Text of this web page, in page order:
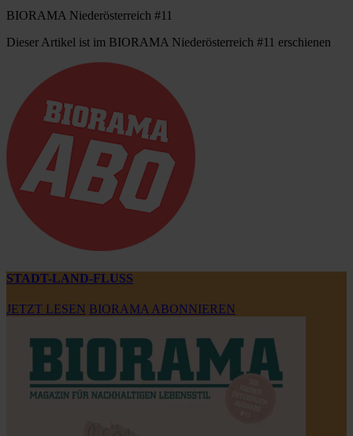
BIORAMA Niederösterreich #11
Dieser Artikel ist im BIORAMA Niederösterreich #11 erschienen
STADT-LAND-FLUSS
JETZT LESEN BIORAMA ABONNIEREN